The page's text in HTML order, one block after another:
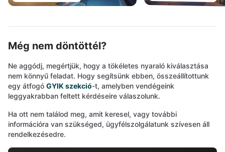
Még nem döntöttél?
Ne aggódj, megértjük, hogy a tökéletes nyaraló kiválasztása
nem könnyű feladat. Hogy segítsünk ebben, összeállítottunk
egy átfogó GYIK szekció-t, amelyben vendégeink
leggyakrabban feltett kérdéseire válaszolunk.
Ha ott nem találod meg, amit keresel, vagy további
információra van szükséged, ügyfélszolgálatunk szívesen áll
rendelkezésedre.